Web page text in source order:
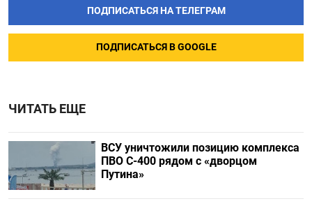
ПОДПИСАТЬСЯ НА ТЕЛЕГРАМ
ПОДПИСАТЬСЯ В GOOGLE
ЧИТАТЬ ЕЩЕ
ВСУ уничтожили позицию комплекса
ПВО С-400 рядом с «дворцом
Путина»